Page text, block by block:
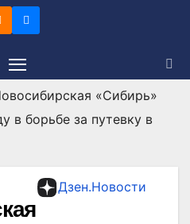
«Сибирь»
в борьбе за путевку в
Дзен.Новости